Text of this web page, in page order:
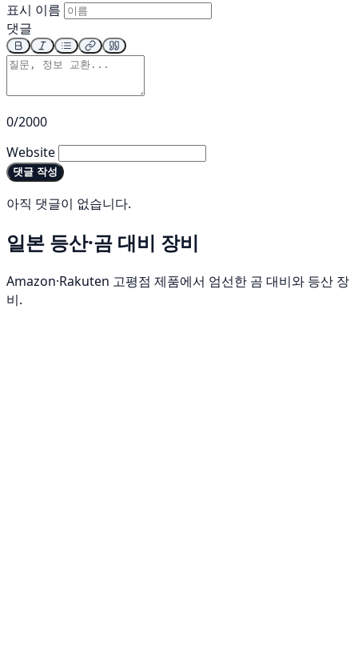
표시 이름
댓글
0/2000
Website
댓글 작성
아직 댓글이 없습니다.
일본 등산·곰 대비 장비
Amazon·Rakuten 고평점 제품에서 엄선한 곰 대비와 등산 장
비.